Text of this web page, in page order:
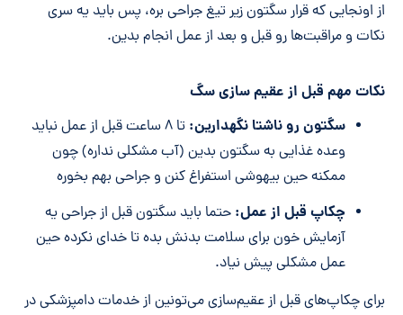
از اونجایی که قرار سگتون زیر تیغ جراحی بره، پس باید یه سری
نکات و مراقبت‌ها رو قبل و بعد از عمل انجام بدین.
نکات مهم قبل از عقیم سازی سگ
سگتون رو ناشتا نگهدارین:
تا ۸ ساعت قبل از عمل نباید
وعده غذایی به سگتون بدین (آب مشکلی نداره) چون
ممکنه حین بیهوشی استفراغ کنن و جراحی بهم بخوره
چکاپ قبل از عمل: حتما باید سگتون قبل از جراحی یه
آزمایش خون برای سلامت بدنش بده تا خدای نکرده حین
عمل مشکلی پیش نیاد.
برای چکاپ‌های قبل از عقیم‌سازی می‌تونین از خدمات دامپزشکی در